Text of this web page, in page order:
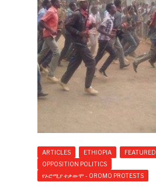
ARTICLES ETHIOPIA FEATURED
OPPOSITION POLITICS
የኦሮሚያ ተቃውሞ - OROMO PROTESTS